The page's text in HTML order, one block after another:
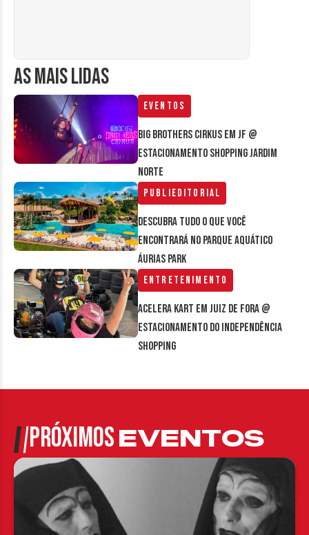
AS MAIS LIDAS
Eventos
Big Brothers Cirkus em JF @
estacionamento Shopping Jardim
Norte
Publieditorial
Descubra tudo o que você
encontrará no parque aquático
Áurias Park
Entretenimento
Acelera Kart em Juiz de Fora @
estacionamento do Independência
Shopping
PRÓXIMOSEVENTOS